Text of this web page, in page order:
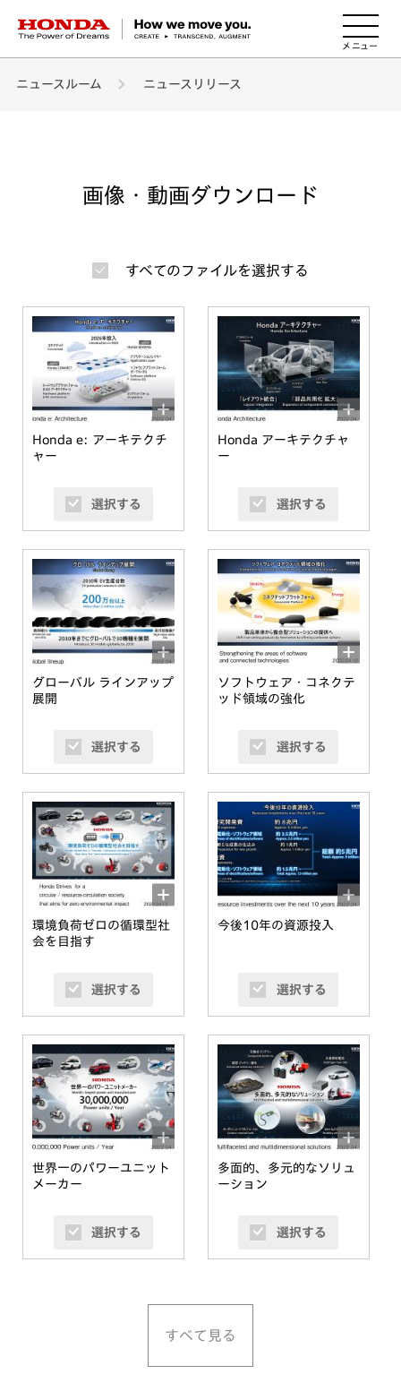
HONDA The Power of Dreams
ニュースルーム ニュースリリース
画像・動画ダウンロード
すべてのファイルを選択する
Honda e: アーキテクチ
ャー
選択する
Honda アーキテクチャ
ー
選択する
グローバル ラインアップ
展開
選択する
ソフトウェア・コネクテ
ッド領域の強化
選択する
環境負荷ゼロの循環型社
会を目指す
選択する
今後10年の資源投入
選択する
世界一のパワーユニット
メーカー
選択する
多面的、多元的なソリュ
ーション
選択する
すべて見る